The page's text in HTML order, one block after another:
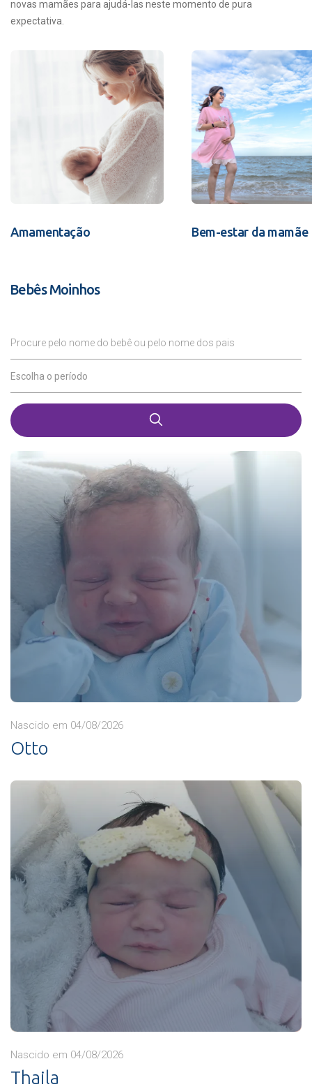
novas mamães para ajudá-las neste momento de pura
expectativa.
Amamentação Bem-estar da mamãe
Bebês Moinhos
Procure pelo nome do bebê ou pelo nome dos pais
Escolha o período
Nascido em 04/08/2026
Otto
Nascido em 04/08/2026
Thaila